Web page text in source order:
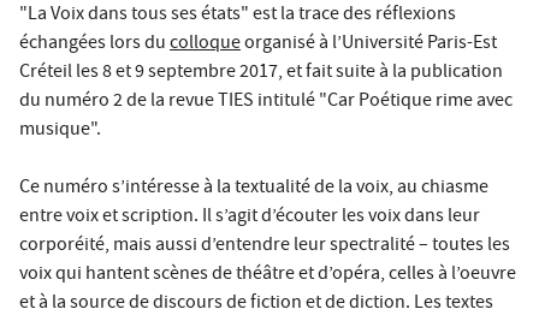
"La Voix dans tous ses états" est la trace des réflexions
échangées lors ducolloqueorganisé à l’Université Paris-Est
Créteil les 8 et 9 septembre 2017, et fait suite à la publication
du numéro 2 de la revue TIES intitulé "Car Poétique rime avec
musique".
Ce numéro s’intéresse à la textualité de la voix, au chiasme
entre voix et scription. Il s’agit d’écouter les voix dans leur
corporéité, mais aussi d’entendre leur spectralité – toutes les
voix qui hantent scènes de théâtre et d’opéra, celles à l’oeuvre
et à la source de discours de fiction et de diction. Les textes